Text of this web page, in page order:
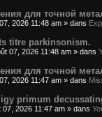
для точной
2026 11:48 am » dans
titre parkinsonism.
07, 2026 11:48 am » dans
для точной
2026 11:47 am » dans
primum
07, 2026 11:47 am » dans